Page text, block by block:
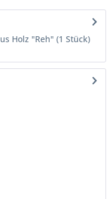
Holz "Reh" (1 Stück)